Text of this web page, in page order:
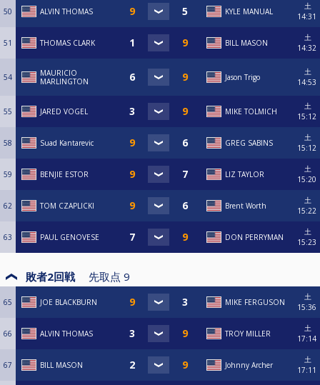
50 ALVIN THOMAS KYLE MANUAL
土
14:31
51 THOMAS CLARK BILL MASON
土
14:32
54
MAURICIO
MARLINGTON
Jason Trigo
土
14:53
55 JARED VOGEL MIKE TOLMICH
土
15:12
58 Suad Kantarevic GREG SABINS
土
15:12
59 BENJIE ESTOR LIZ TAYLOR
土
15:20
62 TOM CZAPLICKI Brent Worth
土
15:22
63 PAUL GENOVESE DON PERRYMAN
土
15:23
敗者2回戦 先取点 9
65 JOE BLACKBURN MIKE FERGUSON
土
15:36
66 ALVIN THOMAS TROY MILLER
土
17:14
67 BILL MASON Johnny Archer
土
17:11